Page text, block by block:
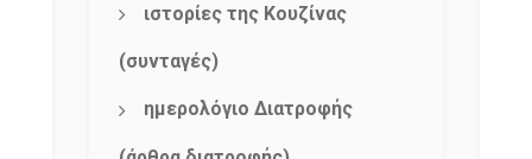
ιστορίες της Κουζίνας
(συνταγές)
ημερολόγιο Διατροφής